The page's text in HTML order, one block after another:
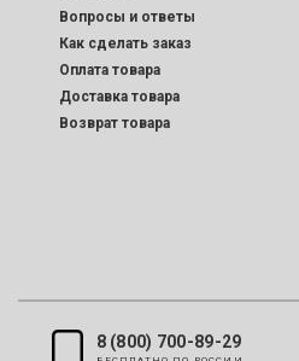
Вопросы и ответы
Как сделать заказ
Оплата товара
Доставка товара
Возврат товара
8 (800) 700-89-29